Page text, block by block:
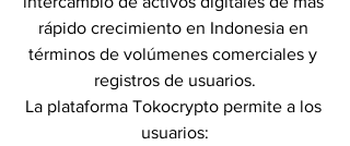
rápido crecimiento en Indonesia en
términos de volúmenes comerciales y
registros de usuarios.
La plataforma Tokocrypto permite a los
usuarios: